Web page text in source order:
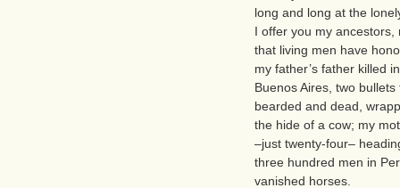
long and long at the
I offer you my
that living men have
my father’s father killed
Buenos Aires, two
bearded and dead,
the hide of a cow; my
–just twenty-four–
three hundred men in
vanished horses.